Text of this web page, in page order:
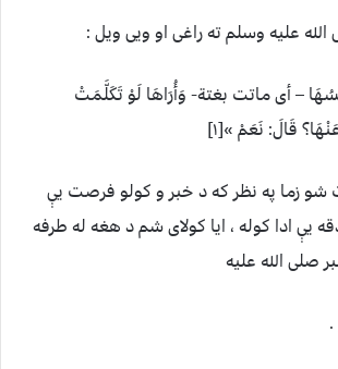
عليه وسلم ته راغی او ويی ويل :
– أی ماتت بغتة- وَأُرَاهَا لَوْ تَكَلَّمَتْ
قَالَ: نَعَمْ »[۱]
شو زما په نظر که د خبر و کولو فرصت يې
يې ادا کوله ، ايا کولای شم د هغه له طرفه
صلی الله عليه